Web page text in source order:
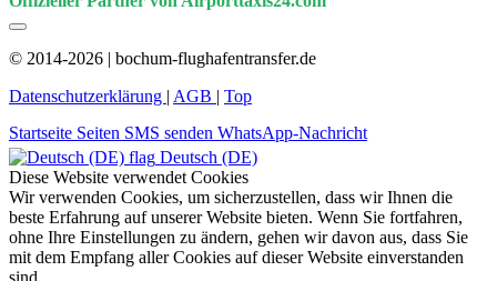
© 2014-2026 | bochum-flughafentransfer.de
Datenschutzerklärung | AGB | Top
Startseite Seiten SMS senden WhatsApp-Nachricht
Deutsch (DE)
Diese Website verwendet Cookies
Wir verwenden Cookies, um sicherzustellen, dass wir Ihnen die
beste Erfahrung auf unserer Website bieten. Wenn Sie fortfahren,
ohne Ihre Einstellungen zu ändern, gehen wir davon aus, dass Sie
mit dem Empfang aller Cookies auf dieser Website einverstanden
sind.